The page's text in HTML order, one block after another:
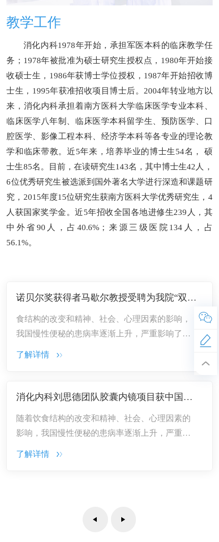
教学工作
消化内科1978年开始，承担军医本科的临床教学任
务；1978年被批准为硕士研究生授权点，1980年开始接
收硕士生，1986年获博士学位授权，1987年开始招收博
士生，1995年获准招收项目博士后。2004年转业地方以
来，消化内科承担着南方医科大学临床医学专业本科、
临床医学八年制、临床医学本科留学生、预防医学、口
腔医学、影像工程本科、经济学本科等各专业的理论教
学和临床带教。近5年来，培养毕业的博士生54名， 硕
士生85名。目前，在读研究生143名，其中博士生42人，
6位优秀研究生被选派到国外著名大学进行深造和课题研
究，2015年度15位研究生获南方医科大学优秀研究生，4
人获国家奖学金。近5年招收全国各地进修生239人，其
中外省90人，占40.6%；来源三级医院134人，占
56.1%。
诺贝尔奖获得者马歇尔教授受聘为我院“双聘院士”
食结构的改变和精神、社会、心理因素的影响，
我国慢性便秘的患病率逐渐上升，严重影响了人
们的生活质量。就便秘的好发人群而言，女性多
水量少的人群患病率高
了解详情
消化内科刘思德团队胶囊内镜项目获中国高校科交会金奖
随着饮食结构的改变和精神、社会、心理因素的
影响，我国慢性便秘的患病率逐渐上升，严重影
响了人们的生活质量。就便秘的好发人群而言，
了解详情